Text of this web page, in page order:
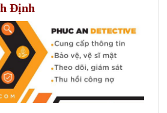
Định